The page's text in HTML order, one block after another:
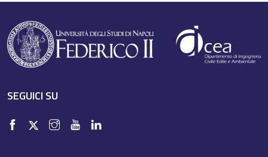
SEGUICI SU